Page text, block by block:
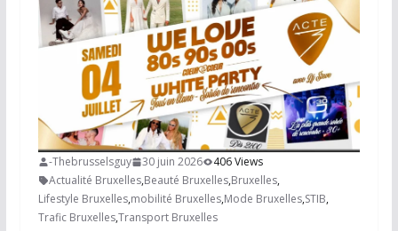
-Thebrusselsguy 30 juin 2026
406 Views
Actualité Bruxelles,Beauté Bruxelles,Bruxelles,
Lifestyle Bruxelles,mobilité Bruxelles,Mode Bruxelles,STIB,
Trafic Bruxelles,Transport Bruxelles